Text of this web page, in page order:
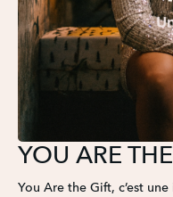
YOU ARE
You Are the Gift, c’est